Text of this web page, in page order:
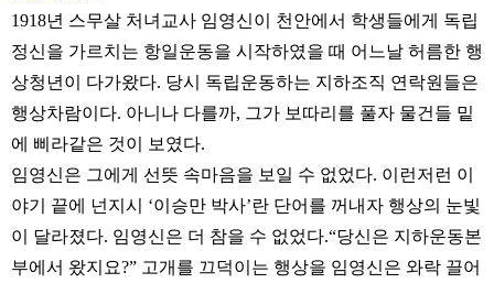
1918년 스무살 처녀교사 임영신이 천안에서 학생들에게 독립
정신을 가르치는 항일운동을 시작하였을 때 어느날 허름한 행
상청년이 다가왔다. 당시 독립운동하는 지하조직 연락원들은
행상차람이다. 아니나 다를까, 그가 보따리를 풀자 물건들 밑
에 삐라같은 것이 보였다.
임영신은 그에게 선뜻 속마음을 보일 수 없었다. 이런저런 이
야기 끝에 넌지시 ‘이승만 박사’란 단어를 꺼내자 행상의 눈빛
이 달라졌다. 임영신은 더 참을 수 없었다.“당신은 지하운동본
부에서 왔지요?” 고개를 끄덕이는 행상을 임영신은 와락 끌어